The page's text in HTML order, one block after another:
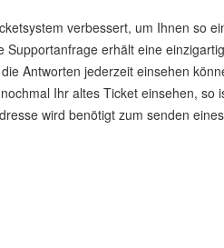
verbessert, um Ihnen so
Supportanfrage erhält eine
Antworten jederzeit einsehen
Ihr altes Ticket einsehen, so
wird benötigt zum senden